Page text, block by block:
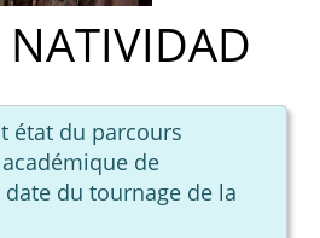
NATIVIDAD
état du parcours
de
du tournage de la